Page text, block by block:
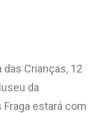
das Crianças, 12
da
Fraga estará com